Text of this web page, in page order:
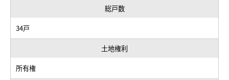
総戸数
34戸
土地権利
所有権